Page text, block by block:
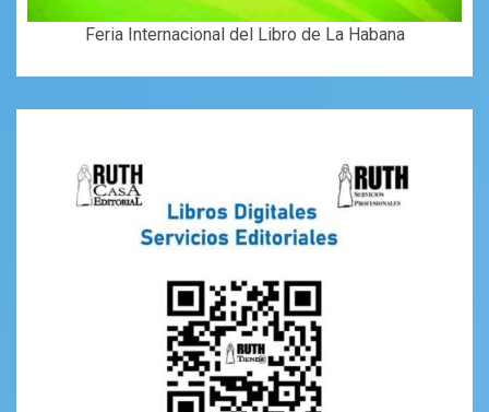
Feria Internacional del Libro de La Habana